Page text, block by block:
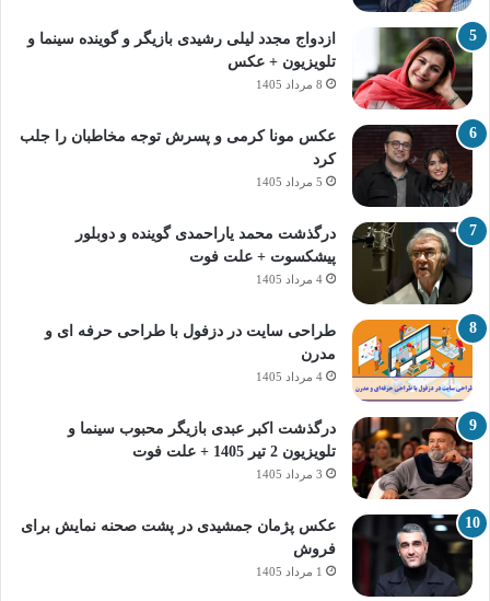
ازدواج مجدد لیلی رشیدی بازیگر و گوینده سینما و
تلویزیون + عکس
8 مرداد 1405
عکس مونا کرمی و پسرش توجه مخاطبان را جلب
کرد
5 مرداد 1405
درگذشت محمد یاراحمدی گوینده و دوبلور
پیشکسوت + علت فوت
4 مرداد 1405
طراحی سایت در دزفول با طراحی حرفه‌ ای و
مدرن
4 مرداد 1405
درگذشت اکبر عبدی بازیگر محبوب سینما و
تلویزیون 2 تیر 1405 + علت فوت
3 مرداد 1405
عکس پژمان جمشیدی در پشت صحنه نمایش برای
فروش
1 مرداد 1405